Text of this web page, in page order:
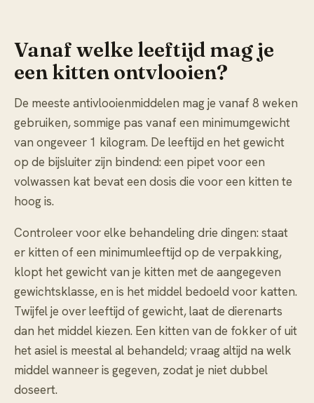
Vanaf welke leeftijd mag je
een kitten ontvlooien?
De meeste antivlooienmiddelen mag je vanaf 8 weken
gebruiken, sommige pas vanaf een minimumgewicht
van ongeveer 1 kilogram. De leeftijd en het gewicht
op de bijsluiter zijn bindend: een pipet voor een
volwassen kat bevat een dosis die voor een kitten te
hoog is.
Controleer voor elke behandeling drie dingen: staat
er kitten of een minimumleeftijd op de verpakking,
klopt het gewicht van je kitten met de aangegeven
gewichtsklasse, en is het middel bedoeld voor katten.
Twijfel je over leeftijd of gewicht, laat de dierenarts
dan het middel kiezen. Een kitten van de fokker of uit
het asiel is meestal al behandeld; vraag altijd na welk
middel wanneer is gegeven, zodat je niet dubbel
doseert.